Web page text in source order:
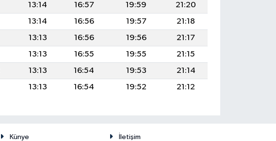
13:14 16:57 19:59
21:20
13:14 16:56 19:57
21:18
13:13 16:56 19:56
21:17
13:13 16:55 19:55
21:15
13:13 16:54 19:53
21:14
13:13 16:54 19:52 21:12
Künye
İletişim